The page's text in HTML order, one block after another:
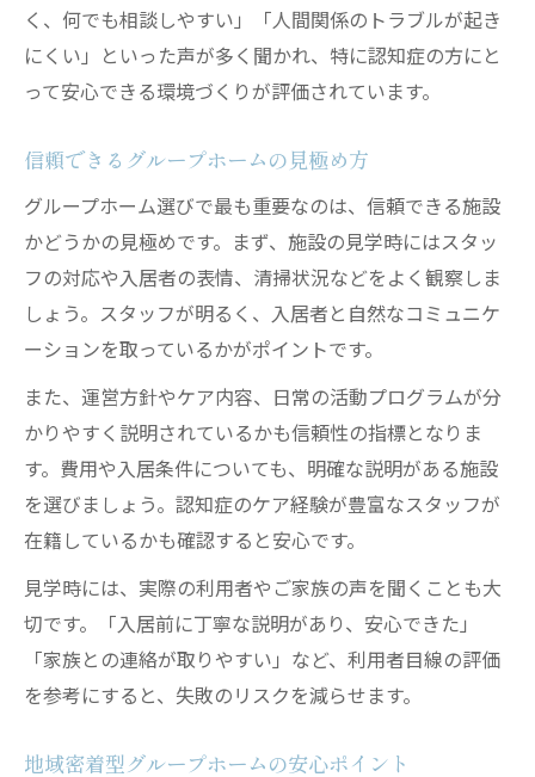
く、何でも相談しやすい」「人間関係のトラブルが起き
にくい」といった声が多く聞かれ、特に認知症の方にと
って安心できる環境づくりが評価されています。
信頼できるグループホームの見極め方
グループホーム選びで最も重要なのは、信頼できる施設
かどうかの見極めです。まず、施設の見学時にはスタッ
フの対応や入居者の表情、清掃状況などをよく観察しま
しょう。スタッフが明るく、入居者と自然なコミュニケ
ーションを取っているかがポイントです。
また、運営方針やケア内容、日常の活動プログラムが分
かりやすく説明されているかも信頼性の指標となりま
す。費用や入居条件についても、明確な説明がある施設
を選びましょう。認知症のケア経験が豊富なスタッフが
在籍しているかも確認すると安心です。
見学時には、実際の利用者やご家族の声を聞くことも大
切です。「入居前に丁寧な説明があり、安心できた」
「家族との連絡が取りやすい」など、利用者目線の評価
を参考にすると、失敗のリスクを減らせます。
地域密着型グループホームの安心ポイント